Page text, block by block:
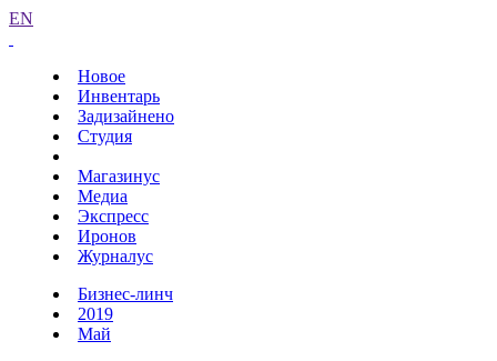
EN
Новое
Инвентарь
Задизайнено
Студия
Магазинус
Медиа
Экспресс
Иронов
Журналус
Бизнес-линч
2019
Май